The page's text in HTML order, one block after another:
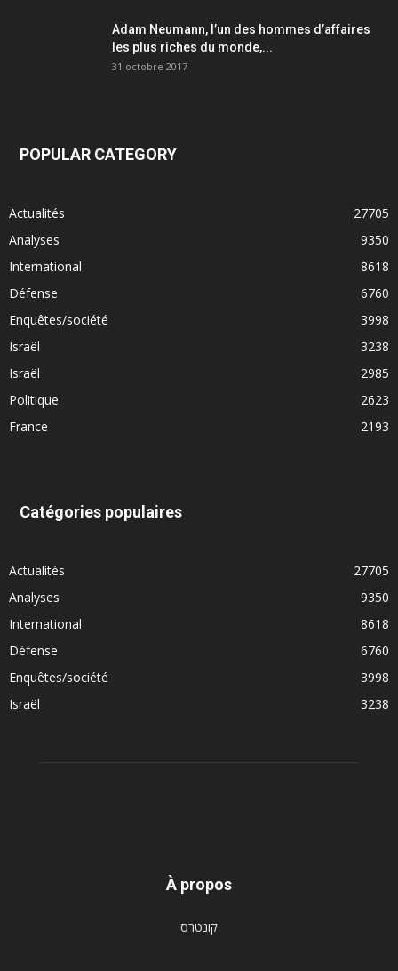
Adam Neumann, l’un des hommes d’affaires
les plus riches du monde,...
31 octobre 2017
POPULAR CATEGORY
Actualités
27705
Analyses
9350
International
8618
Défense
6760
Enquêtes/société
3998
Israël
3238
Israël
2985
Politique
2623
France
2193
Catégories populaires
Actualités
27705
Analyses
9350
International
8618
Défense
6760
Enquêtes/société
3998
Israël
3238
À propos
קונטרס